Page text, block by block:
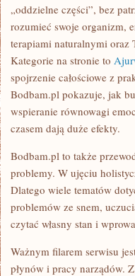
„oddzielne części”, bez
rozumieć swoje organizm,
terapiami naturalnymi oraz
Kategorie na stronie to
spojrzenie całościowe z
Bodbam.pl pokazuje, jak
wspieranie równowagi
czasem dają duże efekty.
Bodbam.pl to także
problemy. W ujęciu
Dlatego wiele tematów
problemów ze snem,
czytać własny stan i
Ważnym filarem serwisu
płynów i pracy narządów.